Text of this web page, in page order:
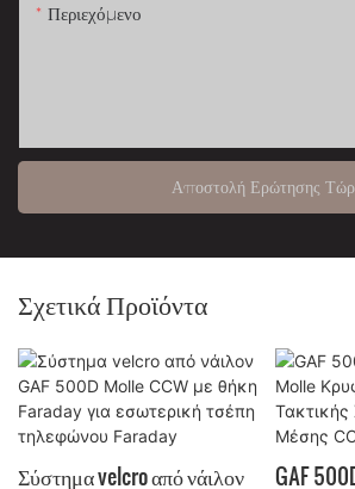
Περιεχόμενο
Αποστολή Ερώτησης
Σχετικά Προϊόντα
Σύστημα velcro από νάιλον GAF